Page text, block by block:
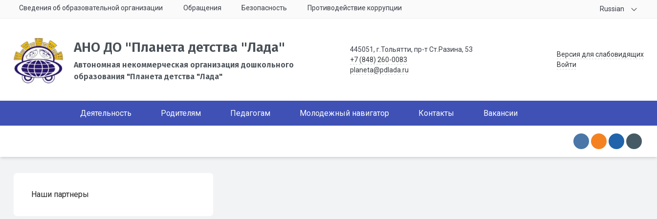
Сведения об образовательной организации Обращения Безопасность Противодействие коррупции Russian
АНО ДО "Планета детства "Лада"
Автономная некоммерческая организация дошкольного
образования "Планета детства "Лада"
445051, г.Тольятти, пр-т Ст.Разина, 53
+7 (848) 260-0083
planeta@pdlada.ru
Версия для слабовидящих
Войти
Деятельность Родителям Педагогам Молодежный навигатор Контакты Вакансии
Наши партнеры